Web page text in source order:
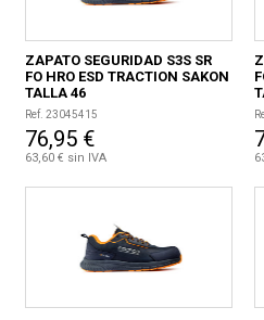
ZAPATO SEGURIDAD S3S SR
FO HRO ESD TRACTION SAKON
TALLA 46
Ref. 23045415
76,95 €
63,60 € sin IVA